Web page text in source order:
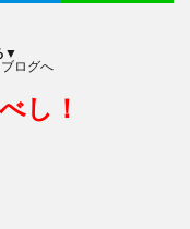
▼
し！